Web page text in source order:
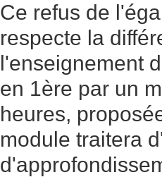
Ce refus de
respecte la
l'enseignement
en 1ère par un
heures,
module traitera